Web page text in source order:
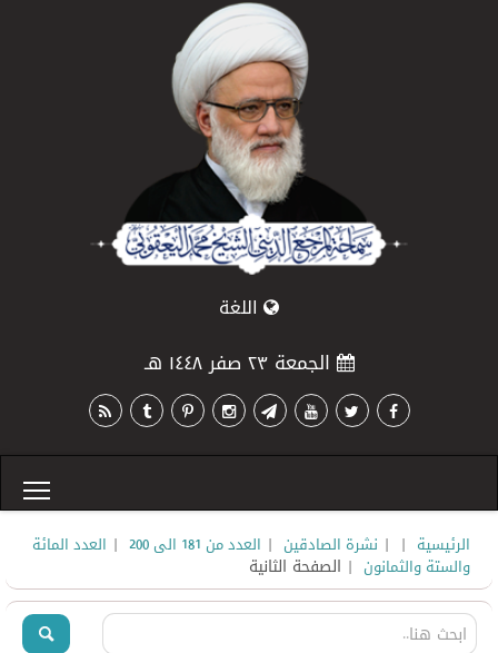
اللغة
الجمعة ٢٣ صفر ١٤٤٨ هـ
الرئيسية |
| نشرة الصادقين | العدد من 181 الى 200 | العدد المائة
والستة والثمانون | الصفحة الثانية